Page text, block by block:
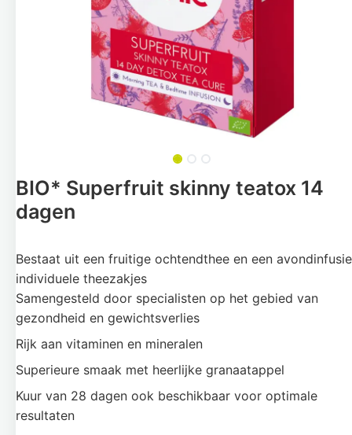
BIO* Superfruit skinny teatox 14
dagen
Bestaat uit een fruitige ochtendthee en een
individuele theezakjes
Samengesteld door specialisten op het gebied van
gezondheid en gewichtsverlies
Rijk aan vitaminen en mineralen
Superieure smaak met heerlijke granaatappel
Kuur van 28 dagen ook beschikbaar voor optimale
resultaten